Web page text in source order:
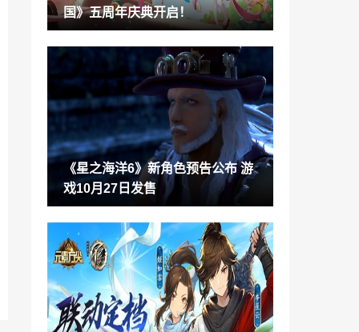
小米“灵动岛”要来了！第三方主题已火速
开发完毕
2022-09-10
《神海》主创漫威游戏公布 可控制美队、
黑豹等四个角色
2022-09-10
明早4点迪士尼&漫威游戏发布会 时长23分
钟
2022-09-10
传闻：任天堂直面会下周仍会举行
《神秘海域：盗贼遗产合集》PC版10月19
日发售
2022-09-10
《卧龙：苍天陨落》怪物介绍 取材自山海
经的强大妖魔
2022-09-10
国》五周年庆典开启！
《星之海洋6》新角色预告公布 游
戏10月27日发售